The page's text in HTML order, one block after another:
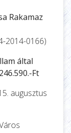
Rakamaz
2014-0166)
által
Ft
augusztus